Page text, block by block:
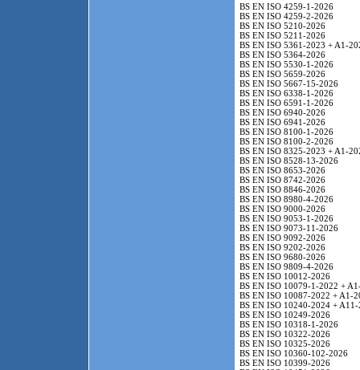
BS EN ISO 4259-1-2026
BS EN ISO 4259-2-2026
BS EN ISO 5210-2026
BS EN ISO 5211-2026
BS EN ISO 5361-2023 + A1-
BS EN ISO 5364-2026
BS EN ISO 5530-1-2026
BS EN ISO 5659-2026
BS EN ISO 5667-15-2026
BS EN ISO 6338-1-2026
BS EN ISO 6591-1-2026
BS EN ISO 6940-2026
BS EN ISO 6941-2026
BS EN ISO 8100-1-2026
BS EN ISO 8100-2-2026
BS EN ISO 8325-2023 + A1-
BS EN ISO 8528-13-2026
BS EN ISO 8653-2026
BS EN ISO 8742-2026
BS EN ISO 8846-2026
BS EN ISO 8980-4-2026
BS EN ISO 9000-2026
BS EN ISO 9053-1-2026
BS EN ISO 9073-11-2026
BS EN ISO 9092-2026
BS EN ISO 9202-2026
BS EN ISO 9680-2026
BS EN ISO 9809-4-2026
BS EN ISO 10012-2026
BS EN ISO 10079-1-2022 +
BS EN ISO 10087-2022 + A1-
BS EN ISO 10240-2024 + A11-
BS EN ISO 10249-2026
BS EN ISO 10318-1-2026
BS EN ISO 10322-2026
BS EN ISO 10325-2026
BS EN ISO 10360-102-2026
BS EN ISO 10399-2026